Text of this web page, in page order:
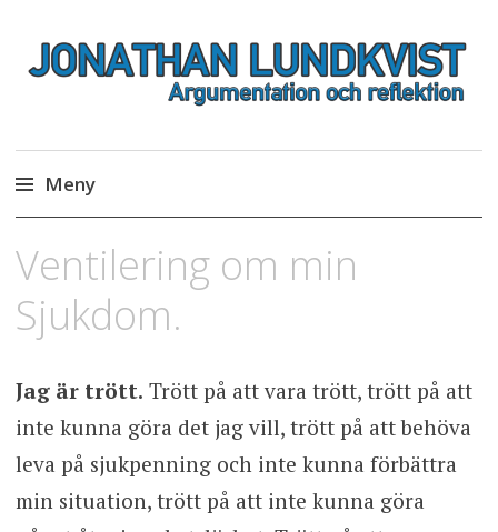
Jonathan Lundkvist
Meny
till
Ventilering om min
Sjukdom.
Jag är trött. Trött på att vara trött, trött på att
inte kunna göra det jag vill, trött på att behöva
leva på sjukpenning och inte kunna förbättra
min situation, trött på att inte kunna göra